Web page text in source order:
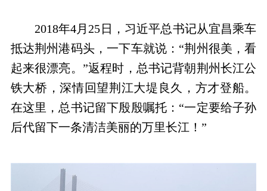
2018年4月25日，习近平总书记从宜昌乘车
抵达荆州港码头，一下车就说：“荆州很美，看
起来很漂亮。”返程时，总书记背朝荆州长江公
铁大桥，深情回望荆江大堤良久，方才登船。
在这里，总书记留下殷殷嘱托：“一定要给子孙
后代留下一条清洁美丽的万里长江！”